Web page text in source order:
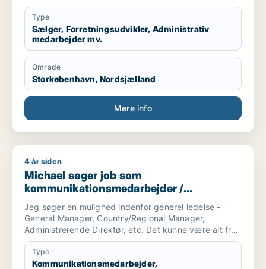
Type
Sælger, Forretningsudvikler, Administrativ
medarbejder mv.
Område
Storkøbenhavn, Nordsjælland
Mere info
Michael søger job som kommunikationsmedarbejder /
4 år siden
Michael søger job som
kommunikationsmedarbejder /
marketingmedarbejder / sælger /
forretningsudvikler / kulturmedarbejder
Jeg søger en mulighed indenfor generel ledelse -
General Manager, Country/Regional Manager,
Administrerende Direktør, etc. Det kunne være alt fra
en startup virksomhed til et etableret selskab.
Branchen er i udgangspunktet mindre vigtig for mig,
Type
Kommunikationsmedarbejder,